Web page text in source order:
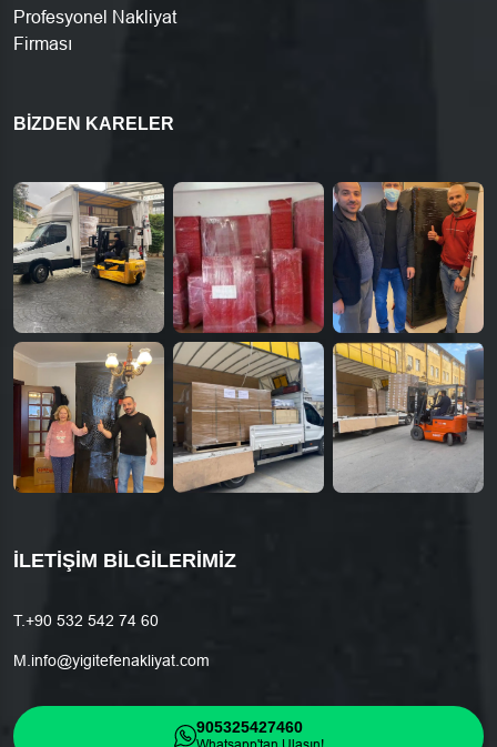
Profesyonel Nakliyat
Firması
BIZDEN KARELER
İLETIŞIM BILGILERIMIZ
T.+90 532 542 74 60
M. info@yigitefenakliyat.com
905325427460